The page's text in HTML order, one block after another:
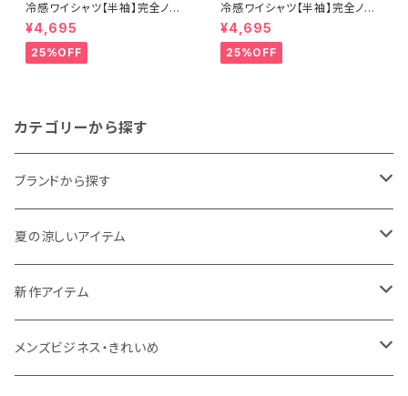
冷感ワイシャツ【半袖】完全ノー
アイロン i-Shirt｜-2℃冷却 形
態安定 レギュラーシルエット カ
ッタウェイ ストライプ メンズ ビ
ジネス exha11-cw-12 L.グレ
¥4,695
25%OFF
冷感ワイシャツ【半袖】完全ノー
アイロン i-Shirt｜-2℃冷却 形
態安定 レギュラーシルエット ボ
タンダウン チェック柄 メンズ ビ
ジネス exha12-dbd-12 L.グ
¥4,695
25%OFF
カテゴリーから探す
ブランドから探す
THE NORTH FACE
NANGA
1PIU1UGUALE3 RELAX
夏の涼しいアイテム
メンズ
レディース
新作アイテム
メンズ
メンズビジネス・きれいめ